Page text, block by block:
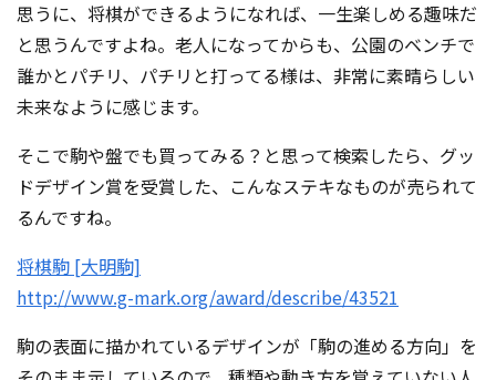
思うに、将棋ができるようになれば、一生楽しめる趣味だ
と思うんですよね。老人になってからも、公園のベンチで
誰かとパチリ、パチリと打ってる様は、非常に素晴らしい
未来なように感じます。
そこで駒や盤でも買ってみる？と思って検索したら、グッ
ドデザイン賞を受賞した、こんなステキなものが売られて
るんですね。
将棋駒 [大明駒]
http://www.g-mark.org/award/describe/43521
駒の表面に描かれているデザインが「駒の進める方向」を